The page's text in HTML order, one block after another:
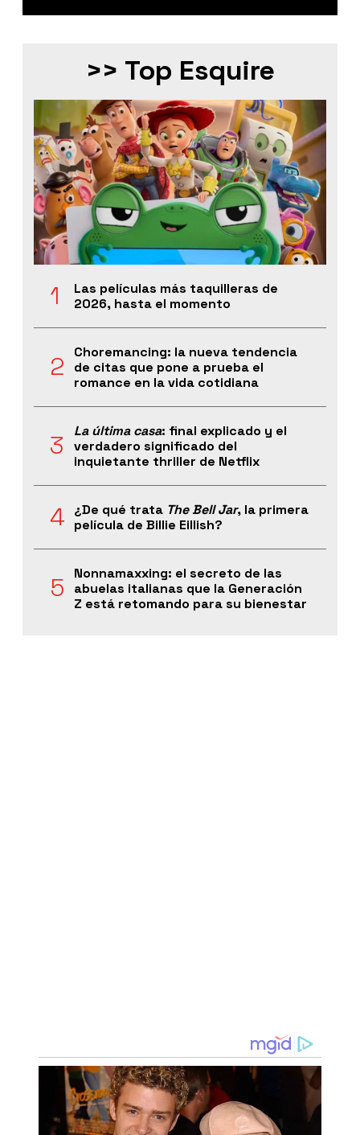
>> Top Esquire
Las películas más taquilleras de
2026, hasta el momento
Choremancing: la nueva tendencia
de citas que pone a prueba el
romance en la vida cotidiana
La última casa: final explicado y el
verdadero significado del
inquietante thriller de Netflix
¿De qué trata The Bell Jar, la primera
película de Billie Eillish?
Nonnamaxxing: el secreto de las
abuelas italianas que la Generación
Z está retomando para su bienestar